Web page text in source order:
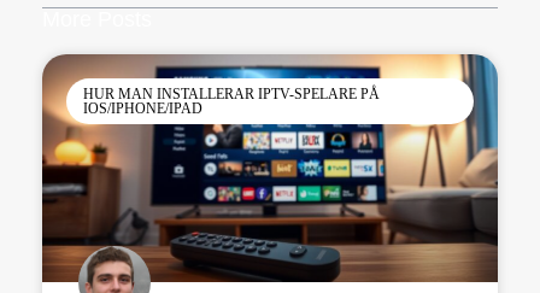
HUR MAN INSTALLERAR IPTV-SPELARE PÅ
IOS/IPHONE/IPAD